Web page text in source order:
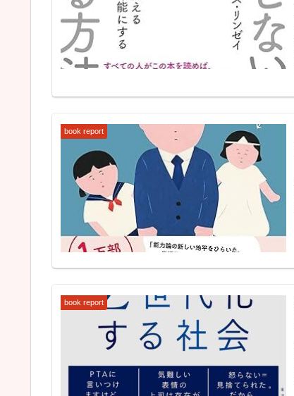
book report
book report